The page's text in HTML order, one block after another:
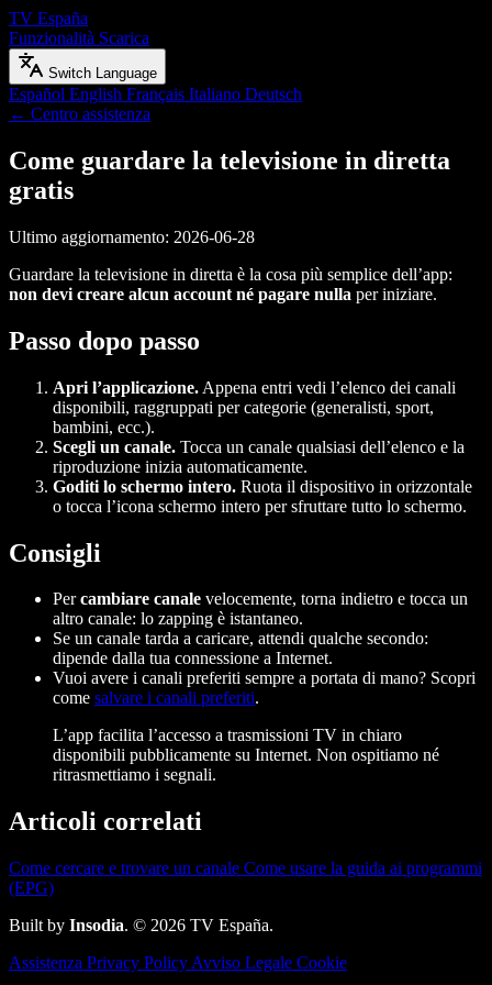
TV España
Funzionalità Scarica
Switch Language
Español English Français Italiano Deutsch
← Centro assistenza
Come guardare la televisione in diretta
gratis
Ultimo aggiornamento: 2026-06-28
Guardare la televisione in diretta è la cosa più semplice dell’app:
non devi creare alcun account né pagare nulla per iniziare.
Passo dopo passo
Apri l’applicazione. Appena entri vedi l’elenco dei canali
disponibili, raggruppati per categorie (generalisti, sport,
bambini, ecc.).
Scegli un canale. Tocca un canale qualsiasi dell’elenco e la
riproduzione inizia automaticamente.
Goditi lo schermo intero. Ruota il dispositivo in orizzontale
o tocca l’icona schermo intero per sfruttare tutto lo schermo.
Consigli
Percambiare canale velocemente, torna indietro e tocca un
altro canale: lo zapping è istantaneo.
Se un canale tarda a caricare, attendi qualche secondo:
dipende dalla tua connessione a Internet.
Vuoi avere i canali preferiti sempre a portata di mano? Scopri
come salvare i canali preferiti.
L’app facilita l’accesso a trasmissioni TV in chiaro
disponibili pubblicamente su Internet. Non ospitiamo né
ritrasmettiamo i segnali.
Articoli correlati
Come cercare e trovare un canale Come usare la guida ai programmi
(EPG)
Built by Insodia. © 2026 TV España.
Assistenza Privacy Policy Avviso Legale Cookie